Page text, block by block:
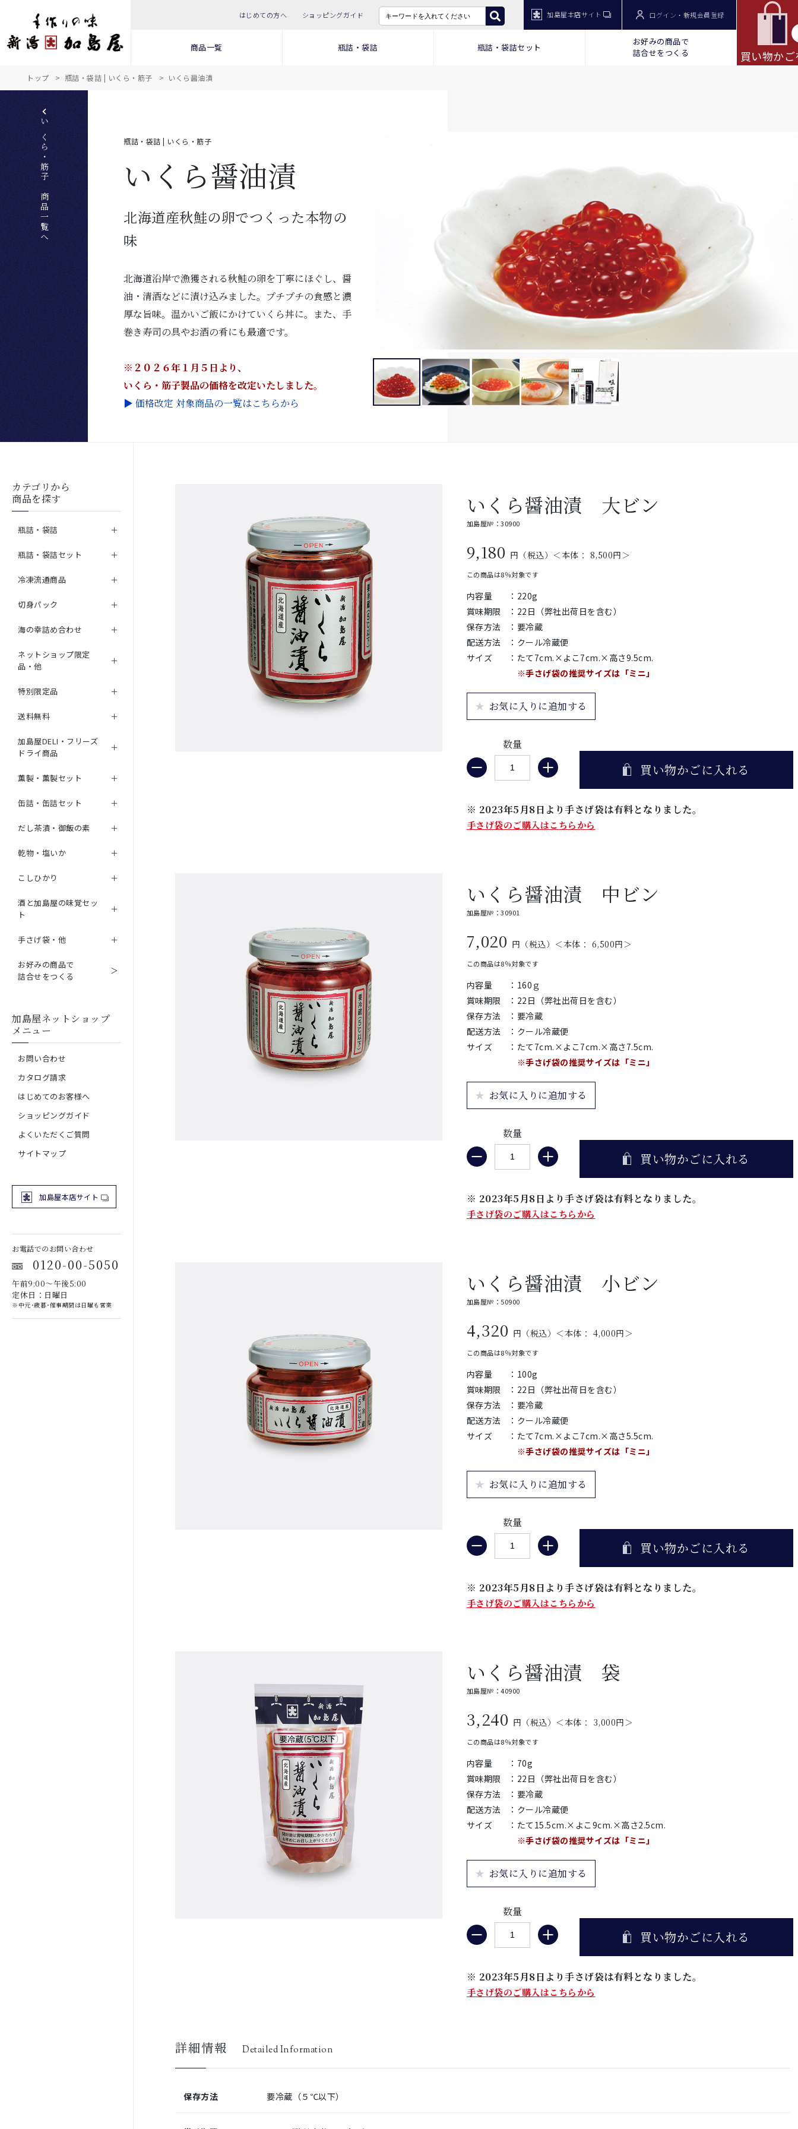
はじめての方へ ショッピングガイド 加島屋本店サイト ログイン・新規会員登録
商品一覧 瓶詰・袋詰 瓶詰・袋詰セット
お好みの商品で
詰合せをつくる
買い物か
トップ 瓶詰・袋詰 | いくら・筋子 いくら醤油漬
いくら・筋子 商品一覧へ 瓶詰・袋詰 | いくら・筋子
いくら醤油漬
北海道産秋鮭の卵でつくった本物の
味
北海道沿岸で漁獲される秋鮭の卵を丁寧にほぐし、醤
油・清酒などに漬け込みました。プチプチの食感と濃
厚な旨味。温かいご飯にかけていくら丼に。また、手
巻き寿司の具やお酒の肴にも最適です。
※２０２６年１月５日より、
いくら・筋子製品の価格を改定いたしました。
▶ 価格改定 対象商品の一覧はこちらから
いくら醤油漬 大ビン
加島屋№：30900
9,180 円（税込）＜本体： 8,500円＞
この商品は8％対象です
内容量 ： 220g
賞味期限
： 22日（弊社出荷日を含む）
保存方法
： 要冷蔵
配送方法
： クール冷蔵便
サイズ
： たて7cm.×よこ7cm.×高さ9.5cm.
※手さげ袋の推奨サイズは「ミニ」
お気に入りに追加する
数量
買い物かごに入れる
※ 2023年5月8日より手さげ袋は有料となりました。
手さげ袋のご購入はこちらから
いくら醤油漬 中ビン
加島屋№：30901
7,020 円（税込）＜本体： 6,500円＞
この商品は8％対象です
内容量 ： 160ｇ
賞味期限
： 22日（弊社出荷日を含む）
保存方法
： 要冷蔵
配送方法
： クール冷蔵便
サイズ
： たて7cm.×よこ7cm.×高さ7.5cm.
※手さげ袋の推奨サイズは「ミニ」
お気に入りに追加する
数量
買い物かごに入れる
※ 2023年5月8日より手さげ袋は有料となりました。
手さげ袋のご購入はこちらから
いくら醤油漬 小ビン
加島屋№：50900
4,320 円（税込）＜本体： 4,000円＞
この商品は8％対象です
内容量 ： 100g
賞味期限
： 22日（弊社出荷日を含む）
保存方法
： 要冷蔵
配送方法
： クール冷蔵便
サイズ
： たて7cm.×よこ7cm.×高さ5.5cm.
※手さげ袋の推奨サイズは「ミニ」
お気に入りに追加する
数量
買い物かごに入れる
※ 2023年5月8日より手さげ袋は有料となりました。
手さげ袋のご購入はこちらから
いくら醤油漬 袋
加島屋№：40900
3,240 円（税込）＜本体： 3,000円＞
この商品は8％対象です
内容量 ： 70g
賞味期限
： 22日（弊社出荷日を含む）
保存方法
： 要冷蔵
配送方法
： クール冷蔵便
サイズ
： たて15.5cm.×よこ9cm.×高さ2.5cm.
※手さげ袋の推奨サイズは「ミニ」
お気に入りに追加する
数量
買い物かごに入れる
※ 2023年5月8日より手さげ袋は有料となりました。
手さげ袋のご購入はこちらから
詳細情報 Detailed Information
保存方法 要冷蔵（５℃以下）
カテゴリから
商品を探す
瓶詰・袋詰
瓶詰・袋詰セット
冷凍流通商品
切身パック
海の幸詰め合わせ
ネットショップ限定
品・他
特別限定品
送料無料
加島屋DELI・フリーズ
ドライ商品
薫製・薫製セット
缶詰・缶詰セット
だし茶漬・御飯の素
乾物・塩いか
こしひかり
酒と加島屋の味覚セッ
ト
手さげ袋・他
お好みの商品で
詰合せをつくる
加島屋ネットショップ
メニュー
お問い合わせ
カタログ請求
はじめてのお客様へ
ショッピングガイド
よくいただくご質問
サイトマップ
加島屋本店サイト
お電話でのお問い合わせ
0120-00-5050
午前9:00～午後5:00
定休日：日曜日
※中元･歳暮･催事期間は日曜も営業